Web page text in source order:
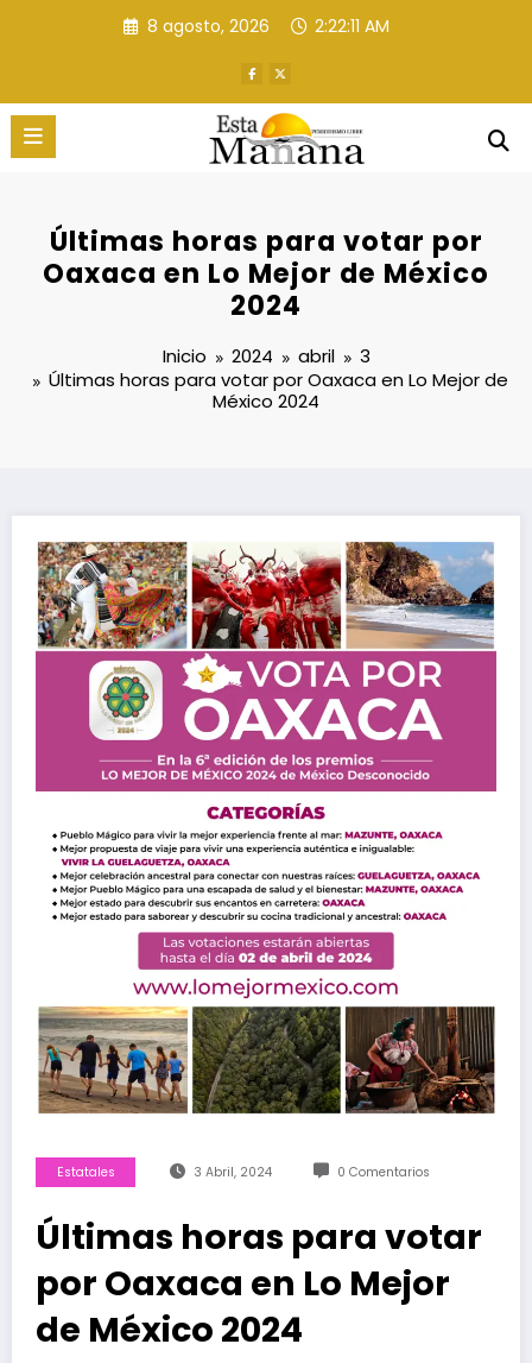
8 agosto, 2026 2:22:12 AM
Últimas horas para votar por
Oaxaca en Lo Mejor de México
2024
Inicio 2024 abril
3
Últimas horas para votar por Oaxaca en Lo Mejor de
México 2024
Estatales 3 Abril, 2024 0 Comentarios
Últimas horas para votar
por Oaxaca en Lo Mejor
de México 2024